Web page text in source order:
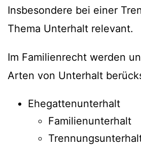
Insbesondere bei einer
Thema Unterhalt relevant.
Im Familienrecht werden
Arten von Unterhalt
Ehegattenunterhalt
Familienunterhalt